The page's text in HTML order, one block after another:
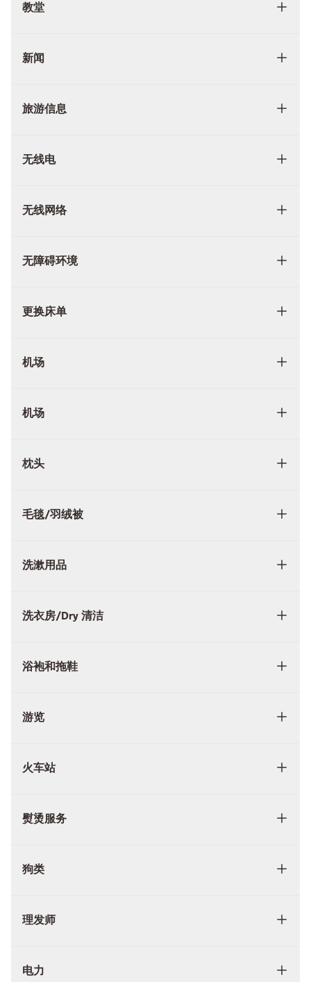
教堂
新闻
旅游信息
无线电
无线网络
无障碍环境
更换床单
机场
机场
枕头
毛毯/羽绒被
洗漱用品
洗衣房/Dry 清洁
浴袍和拖鞋
游览
火车站
熨烫服务
狗类
理发师
电力